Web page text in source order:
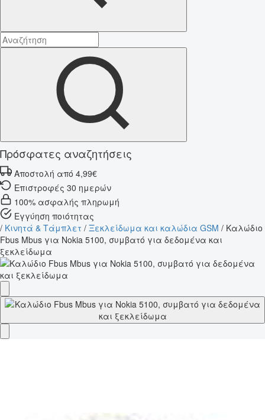
Πρόσφατες αναζητήσεις
Αποστολή από 4,99€
Επιστροφές 30 ημερών
100% ασφαλής πληρωμή
Εγγύηση ποιότητας
/ Κινητά & Τάμπλετ / Ξεκλείδωμα και καλώδια GSM / Καλώδιο
Fbus Mbus για Nokia 5100, συμβατό για δεδομένα και
ξεκλείδωμα